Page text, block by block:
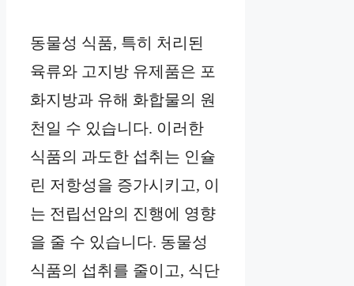
동물성 식품, 특히 처리된
육류와 고지방 유제품은 포
화지방과 유해 화합물의 원
천일 수 있습니다. 이러한
식품의 과도한 섭취는 인슐
린 저항성을 증가시키고, 이
는 전립선암의 진행에 영향
을 줄 수 있습니다. 동물성
식품의 섭취를 줄이고, 식단